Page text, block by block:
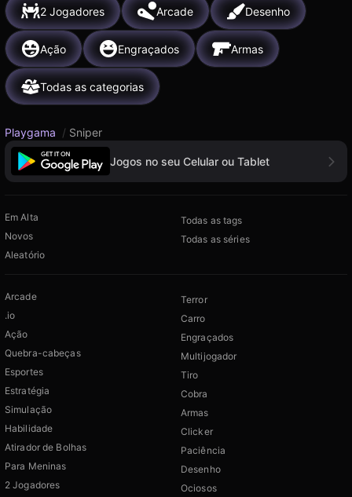
2 Jogadores Arcade Desenho
Ação Engraçados Armas
Todas as categorias
Playgama / Sniper
Jogos no seu Celular ou Tablet
Em Alta
Novos
Aleatório
Todas as tags
Todas as séries
Arcade
.io
Ação
Quebra-cabeças
Esportes
Estratégia
Simulação
Habilidade
Atirador de Bolhas
Para Meninas
2 Jogadores
Terror
Carro
Engraçados
Multijogador
Tiro
Cobra
Armas
Clicker
Paciência
Desenho
Ociosos